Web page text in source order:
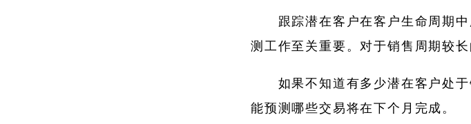
跟踪潜在客户在客户生命周期
测工作至关重要。对于销售周期较
如果不知道有多少潜在客户处
能预测哪些交易将在下个月完成。